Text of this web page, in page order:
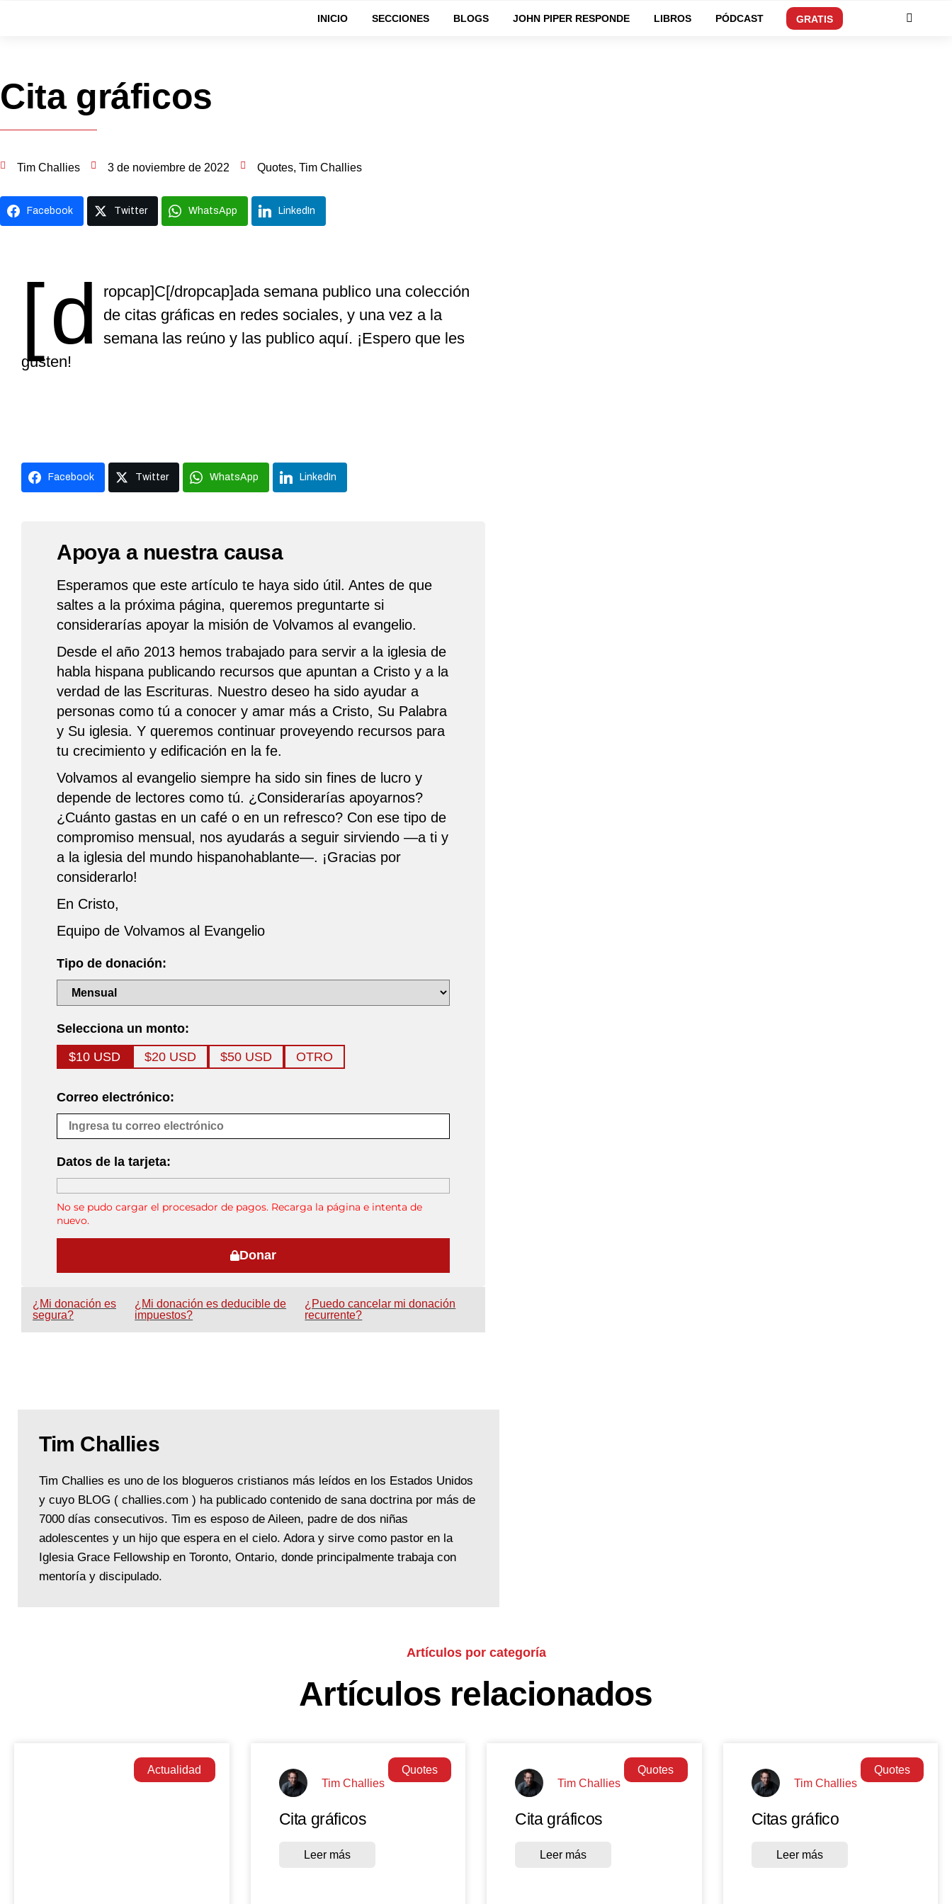
INICIO SECCIONES BLOGS JOHN PIPER RESPONDE LIBROS PÓDCAST GRATIS
Cita gráficos
Tim Challies 3 de noviembre de 2022 Quotes, Tim Challies
Facebook Twitter WhatsApp LinkedIn
[d
ropcap]C[/dropcap]ada semana publico una colección
de citas gráficas en redes sociales, y una vez a la
semana las reúno y las publico aquí. ¡Espero que les
gusten!
Facebook Twitter WhatsApp LinkedIn
Apoya a nuestra causa
Esperamos que este artículo te haya sido útil. Antes de que
saltes a la próxima página, queremos preguntarte si
considerarías apoyar la misión de Volvamos al evangelio.
Desde el año 2013 hemos trabajado para servir a la iglesia de
habla hispana publicando recursos que apuntan a Cristo y a la
verdad de las Escrituras. Nuestro deseo ha sido ayudar a
personas como tú a conocer y amar más a Cristo, Su Palabra
y Su iglesia. Y queremos continuar proveyendo recursos para
tu crecimiento y edificación en la fe.
Volvamos al evangelio siempre ha sido sin fines de lucro y
depende de lectores como tú. ¿Considerarías apoyarnos?
¿Cuánto gastas en un café o en un refresco? Con ese tipo de
compromiso mensual, nos ayudarás a seguir sirviendo —a ti y
a la iglesia del mundo hispanohablante—. ¡Gracias por
considerarlo!
En Cristo,
Equipo de Volvamos al Evangelio
Tipo de donación:
Selecciona un monto:
$10 USD
$20 USD $50 USD OTRO
Correo electrónico:
Datos de la tarjeta:
No se pudo cargar el procesador de pagos. Recarga la página e intenta de
nuevo.
Donar
¿Mi donación es
segura?
¿Mi donación es deducible de
impuestos?
¿Puedo cancelar mi donación
recurrente?
Tim Challies
Tim Challies es uno de los blogueros cristianos más leídos en los Estados Unidos
y cuyo BLOG ( challies.com ) ha publicado contenido de sana doctrina por más de
7000 días consecutivos. Tim es esposo de Aileen, padre de dos niñas
adolescentes y un hijo que espera en el cielo. Adora y sirve como pastor en la
Iglesia Grace Fellowship en Toronto, Ontario, donde principalmente trabaja con
mentoría y discipulado.
Artículos por categoría
Artículos relacionados
Actualidad
Quotes
Tim Challies
Cita gráficos
Leer más
Quotes
Tim Challies
Cita gráficos
Leer más
Quotes
Tim Challies
Citas gráfico
Leer más